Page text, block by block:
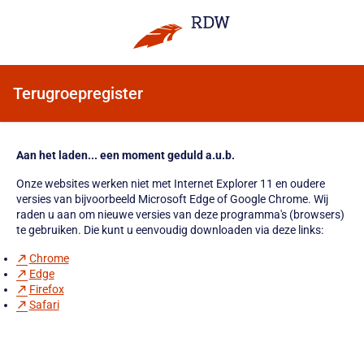
Terugroepregister
Aan het laden... een moment geduld a.u.b.
Onze websites werken niet met Internet Explorer 11 en oudere
versies van bijvoorbeeld Microsoft Edge of Google Chrome. Wij
raden u aan om nieuwe versies van deze programma's (browsers)
te gebruiken. Die kunt u eenvoudig downloaden via deze links:
Chrome
Edge
Firefox
Safari